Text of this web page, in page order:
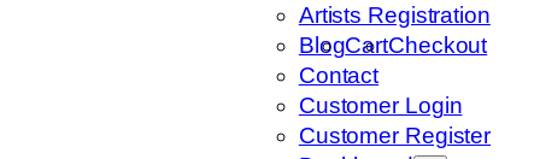
Artists Registration
BlogCartCheckout
Contact
Customer Login
Customer Register